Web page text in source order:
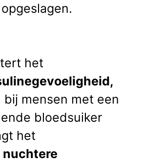
het
,
bij mensen met een
bloedsuiker
het
nuchtere